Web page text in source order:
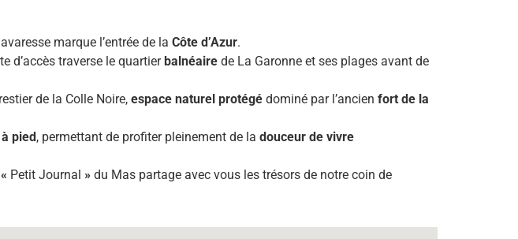
marque l’entrée de la Côte d’Azur.
d’accès traverse le quartier balnéaire de La Garonne et ses plages avant de
de la Colle Noire, espace naturel protégé dominé par l’ancien fort de la
pied , permettant de profiter pleinement de la douceur de vivre
« Petit Journal » du Mas partage avec vous les trésors de notre coin de